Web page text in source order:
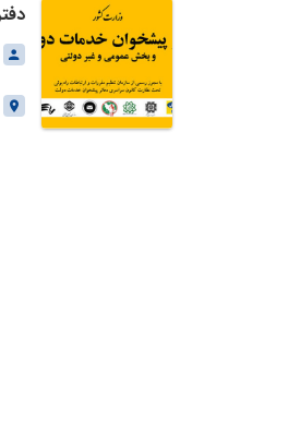
دفتر